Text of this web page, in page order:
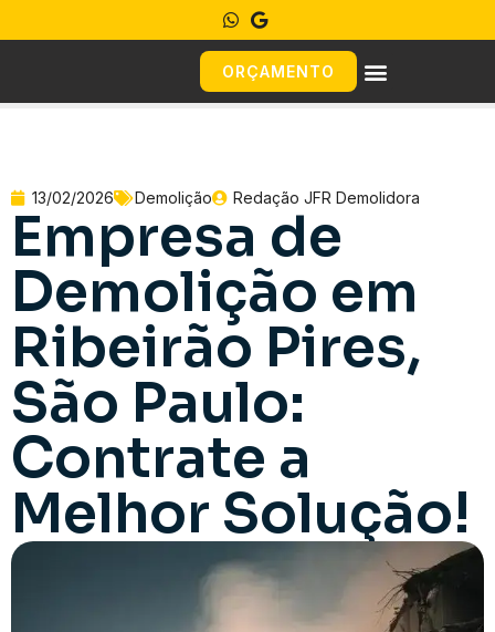
ORÇAMENTO
13/02/2026 Demolição Redação JFR Demolidora
Empresa de
Demolição em
Ribeirão Pires,
São Paulo:
Contrate a
Melhor Solução!